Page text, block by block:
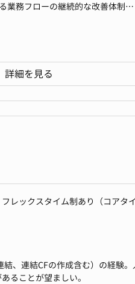
業務フローの継続的な改善体制、
す。
から移管
を構築
詳細を見る
レックスタイム制あり（コアタ
、連結CFの作成含む）の経験。
ることが望ましい。